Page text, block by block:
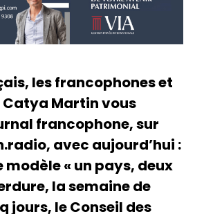
les francophones et
Martin vous
francophone, sur
avec aujourd’hui :
modèle « un pays, deux
la semaine de
jours, le Conseil des